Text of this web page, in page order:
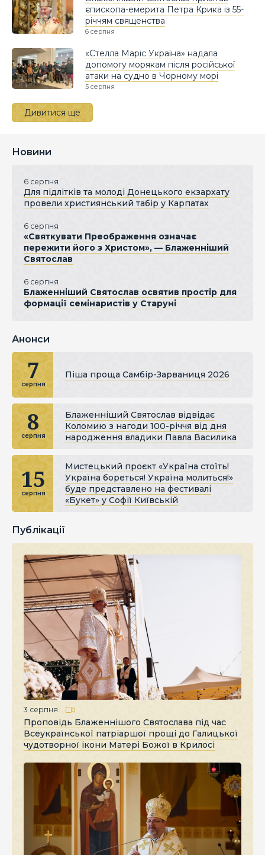
єпископа-емерита Петра Крика із 55-
річчям священства
6 серпня
«Стелла Маріс Україна» надала
допомогу морякам після російської
атаки на судно в Чорному морі
5 серпня
Дивитися ще
Новини
6 серпня
Для підлітків та молоді Донецького екзархату
провели християнський табір у Карпатах
6 серпня
«Святкувати Преображення означає
пережити його з Христом», — Блаженніший
Святослав
6 серпня
Блаженніший Святослав освятив простір для
формації семінаристів у Старуні
Анонси
7
серпня
Піша проща Самбір-Зарваниця 2026
8
серпня
Блаженніший Святослав відвідає
Коломию з нагоди 100-річчя від дня
народження владики Павла Василика
15
серпня
Мистецький проєкт «Україна стоїть!
Україна бореться! Україна молиться!»
буде представлено на фестивалі
«Букет» у Софії Київській
Публікації
3 серпня
Проповідь Блаженнішого Святослава під час
Всеукраїнської патріаршої прощі до Галицької
чудотворної ікони Матері Божої в Крилосі